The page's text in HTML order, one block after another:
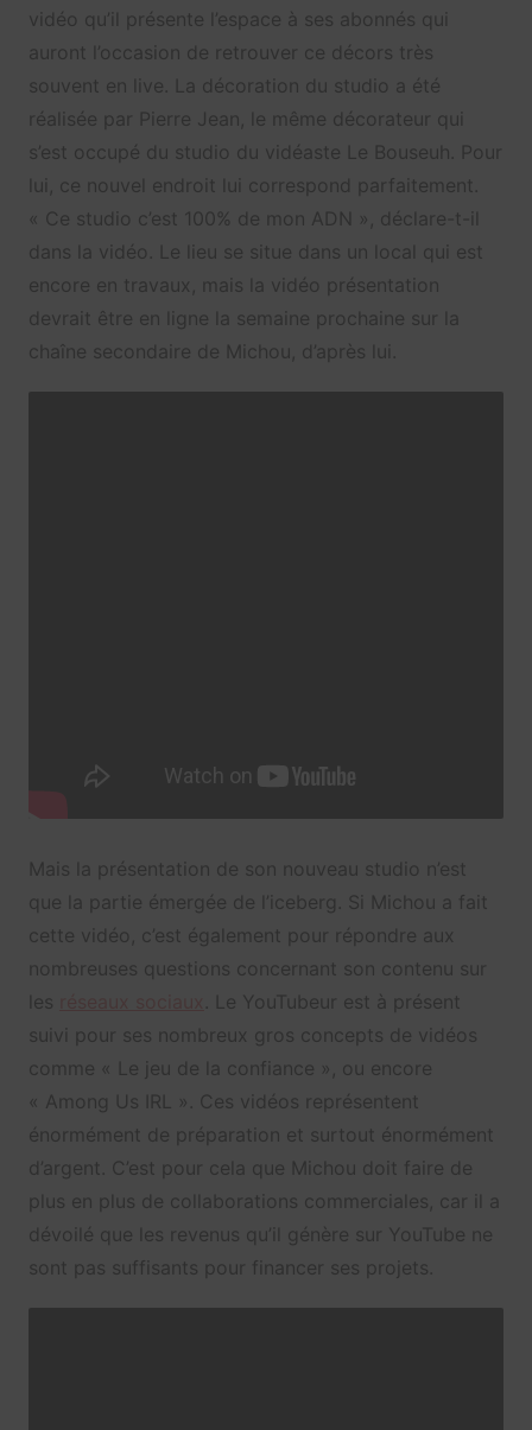
vidéo qu’il présente l’espace à ses abonnés qui
auront l’occasion de retrouver ce décors très
souvent en live. La décoration du studio a été
réalisée par Pierre Jean, le même décorateur qui
s’est occupé du studio du vidéaste Le Bouseuh. Pour
lui, ce nouvel endroit lui correspond parfaitement.
« Ce studio c’est 100% de mon ADN », déclare-t-il
dans la vidéo. Le lieu se situe dans un local qui est
encore en travaux, mais la vidéo présentation
devrait être en ligne la semaine prochaine sur la
chaîne secondaire de Michou, d’après lui.
Mais la présentation de son nouveau studio n’est
que la partie émergée de l’iceberg. Si Michou a fait
cette vidéo, c’est également pour répondre aux
nombreuses questions concernant son contenu sur
les
. Le YouTubeur est à présent
suivi pour ses nombreux gros concepts de vidéos
comme « Le jeu de la confiance », ou encore
« Among Us IRL ». Ces vidéos représentent
énormément de préparation et surtout énormément
d’argent. C’est pour cela que Michou doit faire de
plus en plus de collaborations commerciales, car il a
dévoilé que les revenus qu’il génère sur YouTube ne
sont pas suffisants pour financer ses projets.